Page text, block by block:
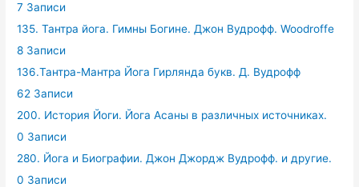
7 Записи
135. Тантра йога. Гимны Богине. Джон Вудрофф. Woodroffe
8 Записи
136.Тантра-Мантра Йога Гирлянда букв. Д. Вудрофф
62 Записи
200. История Йоги. Йога Асаны в различных источниках.
0 Записи
280. Йога и Биографии. Джон Джордж Вудрофф. и другие.
0 Записи